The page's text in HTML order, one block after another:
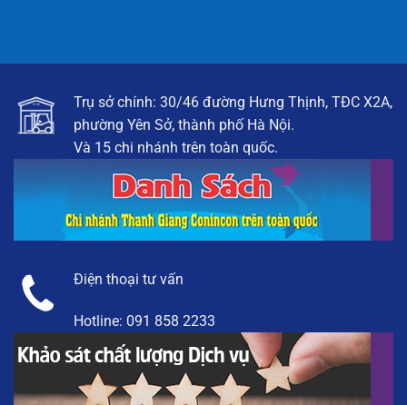
Trụ sở chính: 30/46 đường Hưng Thịnh, TĐC X2A,
phường Yên Sở, thành phố Hà Nội.
Và 15 chi nhánh trên toàn quốc.
Điện thoại tư vấn
Hotline: 091 858 2233